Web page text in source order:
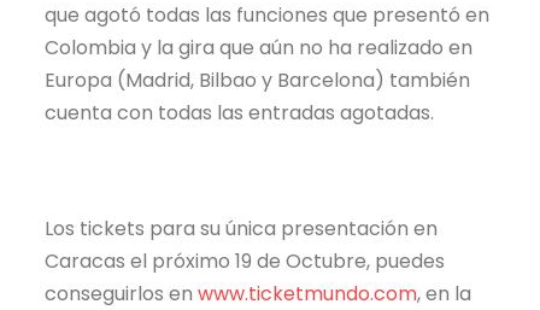
que agotó todas las funciones que presentó en
Colombia y la gira que aún no ha realizado en
Europa (Madrid, Bilbao y Barcelona) también
cuenta con todas las entradas agotadas.
Los tickets para su única presentación en
Caracas el próximo 19 de Octubre, puedes
conseguirlos enwww.ticketmundo.com, en la